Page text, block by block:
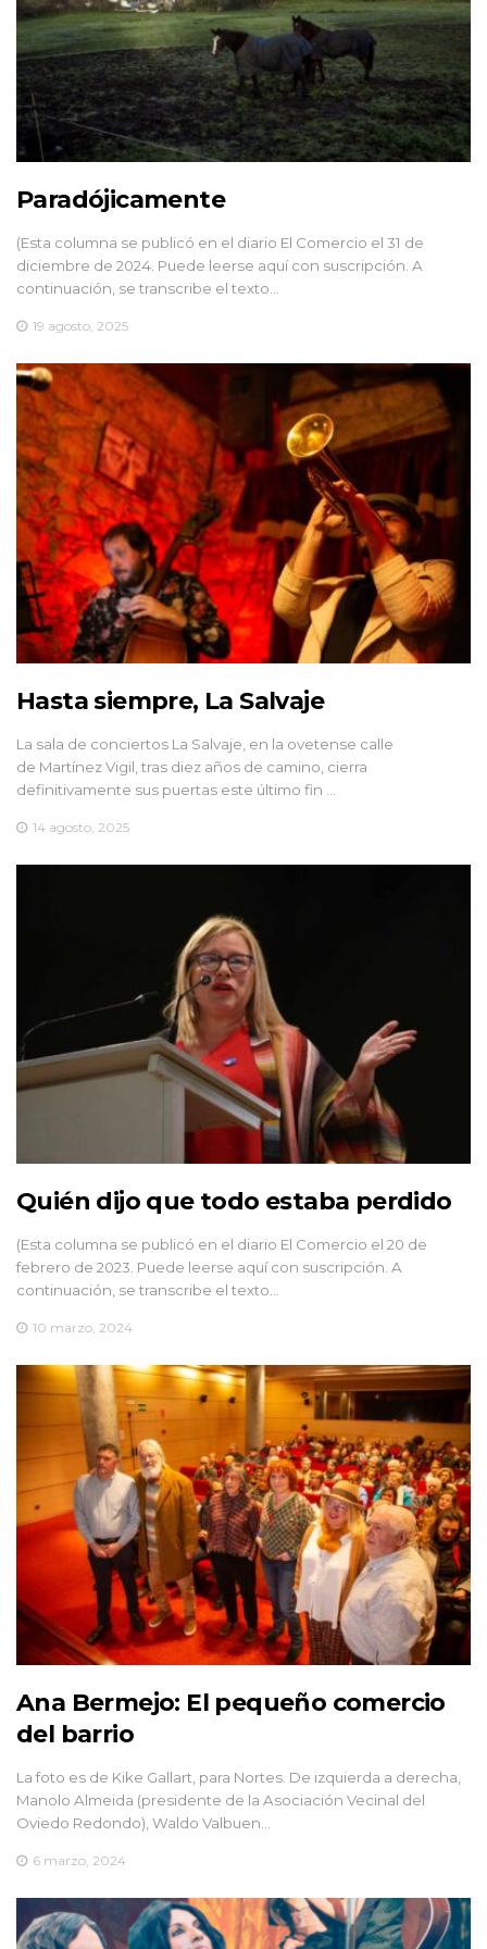
Paradójicamente
(Esta columna se publicó en el diario El Comercio el 31 de
diciembre de 2024. Puede leerse aquí con suscripción. A
continuación, se transcribe el texto…
19 agosto, 2025
Hasta siempre, La Salvaje
La sala de conciertos La Salvaje, en la ovetense calle
de Martínez Vigil, tras diez años de camino, cierra
definitivamente sus puertas este último fin …
14 agosto, 2025
Quién dijo que todo estaba perdido
(Esta columna se publicó en el diario El Comercio el 20 de
febrero de 2023. Puede leerse aquí con suscripción. A
continuación, se transcribe el texto…
10 marzo, 2024
Ana Bermejo: El pequeño comercio
del barrio
La foto es de Kike Gallart, para Nortes. De izquierda a derecha,
Manolo Almeida (presidente de la Asociación Vecinal del
Oviedo Redondo), Waldo Valbuen…
6 marzo, 2024